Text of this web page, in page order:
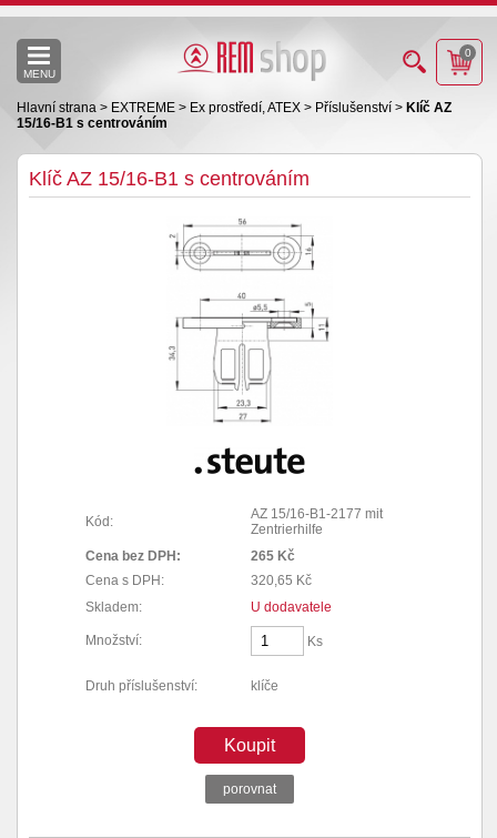
MENU
0
Hlavní strana > EXTREME > Ex prostředí, ATEX > Příslušenství > Klíč AZ
15/16-B1 s centrováním
Klíč AZ 15/16-B1 s centrováním
Kód:
AZ 15/16-B1-2177 mit
Zentrierhilfe
Cena bez DPH:
265 Kč
Cena s DPH:
320,65 Kč
Skladem:
U dodavatele
Množství: Ks
Druh příslušenství: klíče
Koupit
porovnat